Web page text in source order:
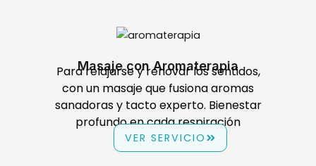
Masaje con Aromaterapia
Para relajarse y renovar los sentidos,
con un masaje que fusiona aromas
sanadoras y tacto experto. Bienestar
profundo en cada respiración
VER SERVICIO